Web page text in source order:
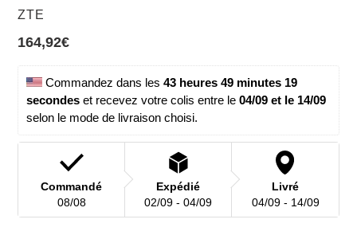
DISTRIBUTEUR
ZTE
Prix
normal
164,92€
Commandez dans les 43 heures 49 minutes 19
secondes et recevez votre colis entre le 04/09 et le 14/09
selon le mode de livraison choisi.
Commandé
08/08
Expédié
02/09 - 04/09
Livré
04/09 - 14/09